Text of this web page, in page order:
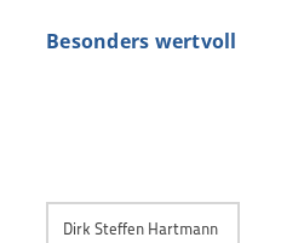
Besonders wertvoll